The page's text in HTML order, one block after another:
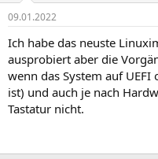
09.01.2022
Ich habe das neuste
ausprobiert aber die
wenn das System auf UEFI
ist) und auch je nach
Tastatur nicht.